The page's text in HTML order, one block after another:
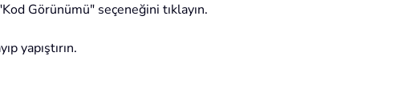
Görünümü" seçeneğini tıklayın.
yapıştırın.